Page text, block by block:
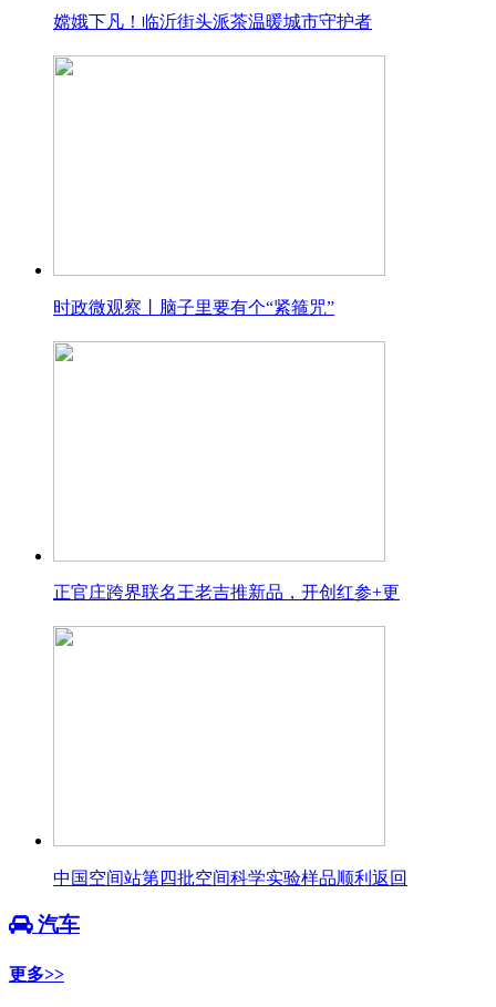
嫦娥下凡！临沂街头派茶温暖城市守护者
时政微观察丨脑子里要有个“紧箍咒”
正官庄跨界联名王老吉推新品，开创红参+更
中国空间站第四批空间科学实验样品顺利返回
汽车
更多>>